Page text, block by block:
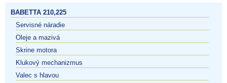
BABETTA 210,225
Servisné náradie
Oleje a mazivá
Skrine motora
Klukový mechanizmus
Valec s hlavou